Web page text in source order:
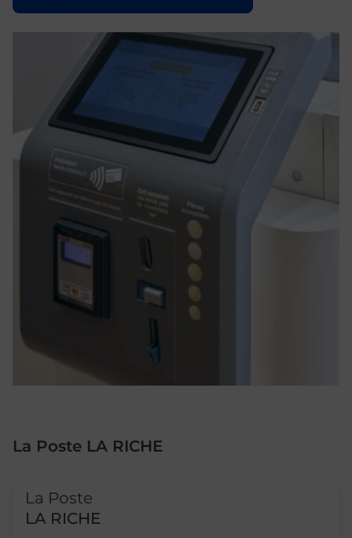
La Poste LA RICHE
La Poste
LA RICHE